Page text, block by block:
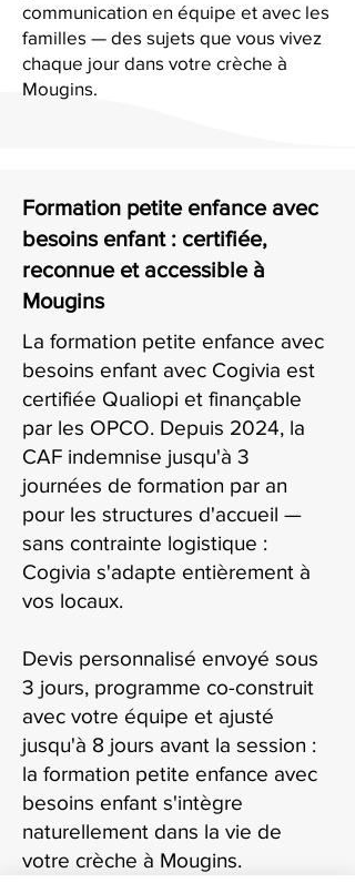
communication en équipe et avec les
familles — des sujets que vous vivez
chaque jour dans votre crèche à
Mougins.
Formation petite enfance avec
besoins enfant : certifiée,
reconnue et accessible à
Mougins
La formation petite enfance avec
besoins enfant avec Cogivia est
certifiée Qualiopi et finançable
par les OPCO. Depuis 2024, la
CAF indemnise jusqu'à 3
journées de formation par an
pour les structures d'accueil —
sans contrainte logistique :
Cogivia s'adapte entièrement à
vos locaux.
Devis personnalisé envoyé sous
3 jours, programme co-construit
avec votre équipe et ajusté
jusqu'à 8 jours avant la session :
la formation petite enfance avec
besoins enfant s'intègre
naturellement dans la vie de
votre crèche à Mougins.